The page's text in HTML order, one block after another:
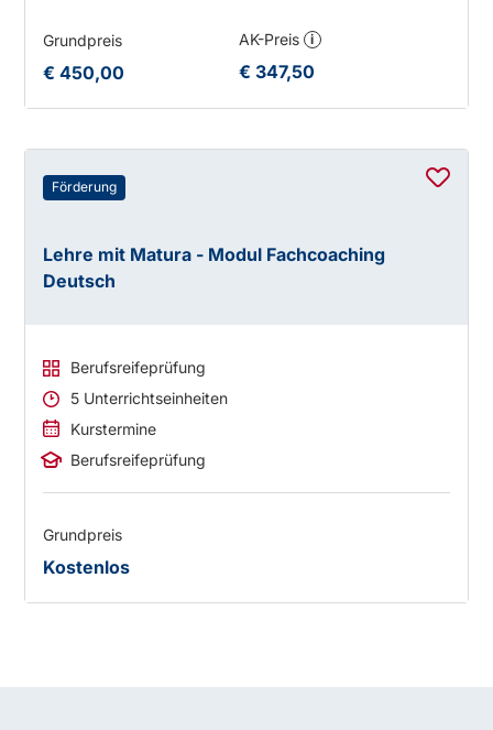
Grundpreis
€ 450,00
AK-Preis i
€ 347,50
Förderung
Lehre mit Matura - Modul Fachcoaching
Deutsch
Berufsreifeprüfung
5 Unterrichtseinheiten
Kurstermine
Berufsreifeprüfung
Grundpreis
Kostenlos